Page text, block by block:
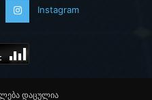
Instagram
დაცულია